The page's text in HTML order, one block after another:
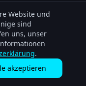
Website und
sind
uns, unser
.
akzeptieren